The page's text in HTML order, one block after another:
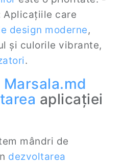
Aplicațiile care
design moderne,
și culorile vibrante,
.
Marsala.md
aplicației
mândri de
dezvoltarea